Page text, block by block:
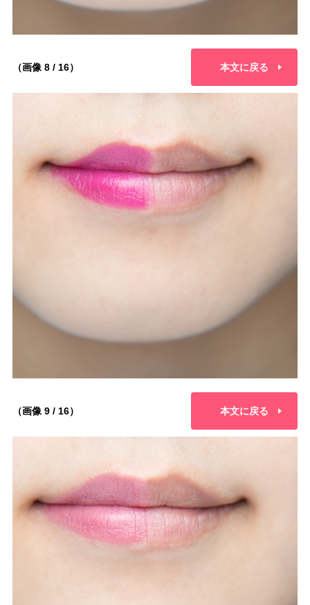
（画像 8 / 16） 本文に戻る
（画像 9 / 16） 本文に戻る